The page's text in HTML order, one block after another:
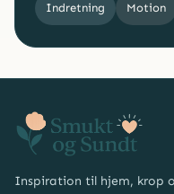
Indretning Motion
Inspiration til hjem, krop